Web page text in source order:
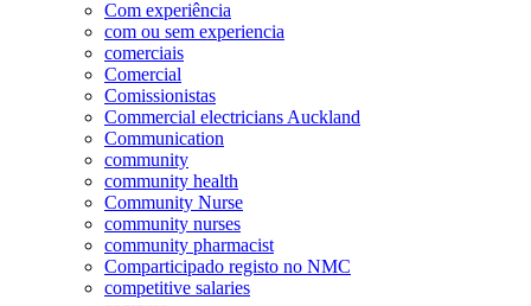
Com experiência
com ou sem experiencia
comerciais
Comercial
Comissionistas
Commercial electricians Auckland
Communication
community
community health
Community Nurse
community nurses
community pharmacist
Comparticipado registo no NMC
competitive salaries